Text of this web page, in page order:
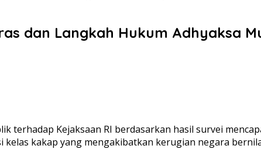
dan Langkah Hukum Adhyaksa
terhadap Kejaksaan RI berdasarkan hasil survei
kakap yang mengakibatkan kerugian negara